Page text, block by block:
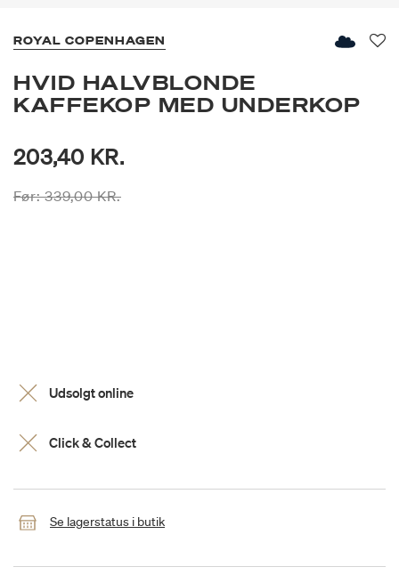
ROYAL COPENHAGEN
HVID HALVBLONDE
KAFFEKOP MED UNDERKOP
203,40 KR.
Prisen er nedsat fra
Før:339,00 KR.til
Udsolgt online
Click & Collect
Se lagerstatus i butik